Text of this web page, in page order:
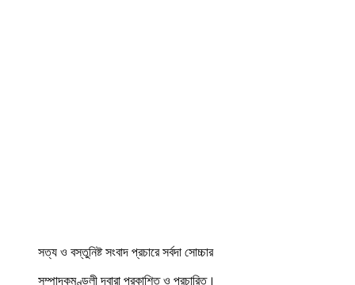
সত্য ও বস্তুনিষ্ট সংবাদ প্রচারে সর্বদা সোচ্চার
সম্পাদকমণ্ডলী দ্বারা প্রকাশিত ও প্রচারিত।